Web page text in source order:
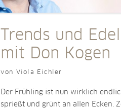
Trends und
mit Don Kogen
von Viola Eichler
Der Frühling ist nun wirklich
sprießt und grünt an allen Ecken.